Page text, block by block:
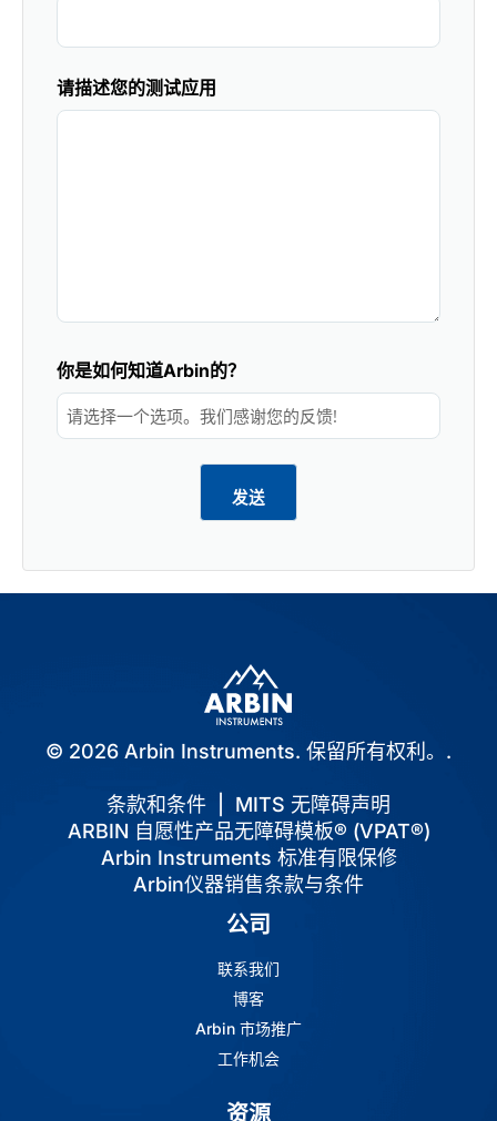
请描述您的测试应用
你是如何知道Arbin的？
© 2026 Arbin Instruments. 保留所有权利。.
条款和条件
MITS 无障碍声明
ARBIN 自愿性产品无障碍模板® (VPAT®)
Arbin Instruments 标准有限保修
Arbin仪器销售条款与条件
公司
联系我们
博客
Arbin 市场推广
工作机会
资源